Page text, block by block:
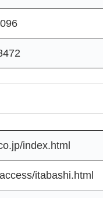
index.html
itabashi.html